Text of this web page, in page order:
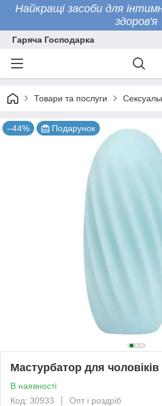
Найкращі засоби для
здоров'я
Гаряча Господарка
Товари та послуги
–44% Подарунок
Мастурбатор для
В наявності
Код: 30933
Опт і роздріб